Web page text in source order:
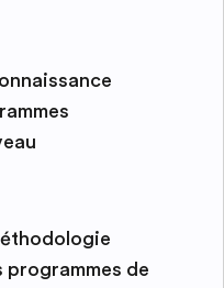
programmes de